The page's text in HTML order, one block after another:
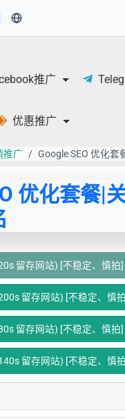
当前语言：中文
推广
优惠推广
推广 Google SEO 优化套
优化套餐|
留存网站) [不稳定、慎拍]
留存网站) [不稳定、慎
留存网站) [不稳定、慎拍]
留存网站) [不稳定、慎